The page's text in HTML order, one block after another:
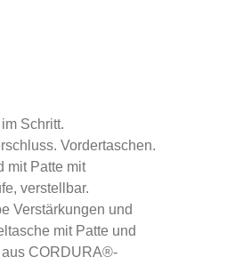
Schritt.
Vordertaschen.
mit Patte mit
verstellbar.
Verstärkungen und
mit Patte und
aus CORDURA®-